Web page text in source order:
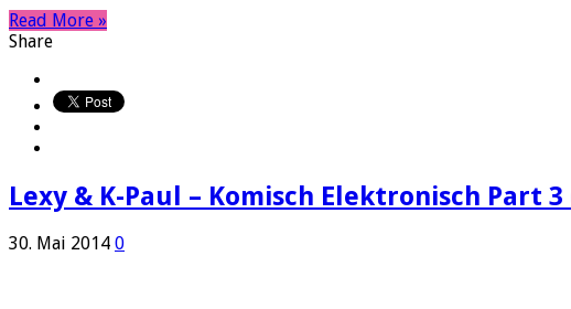
Read More »
Share
Lexy & K-Paul – Komisch Elektronisch Part
30. Mai 2014 0